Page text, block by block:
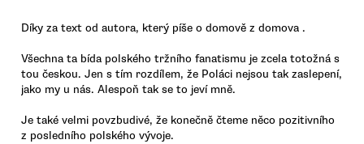
Díky za text od autora, který píše o domově z domova .
Všechna ta bída polského tržního fanatismu je zcela totožná s
tou českou. Jen s tím rozdílem, že Poláci nejsou tak zaslepení,
jako my u nás. Alespoň tak se to jeví mně.
Je také velmi povzbudivé, že konečně čteme něco pozitivního
z posledního polského vývoje.